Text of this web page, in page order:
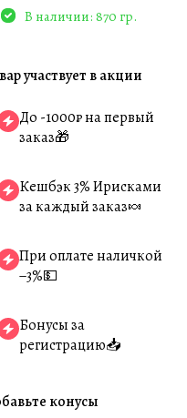
В наличии: 870 гр.
участвует в акции
До -1000₽ на первый
заказ🎁
Кешбэк 3% Ирисками
за каждый заказ🍬
При оплате наличкой
−3%💵
Бонусы за
регистрацию📥
конусы